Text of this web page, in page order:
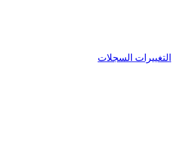
التغييرات السجلات